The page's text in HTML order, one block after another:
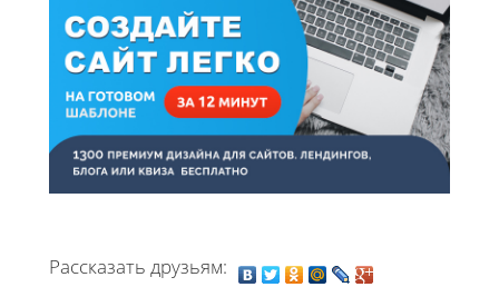
Рассказать друзьям: